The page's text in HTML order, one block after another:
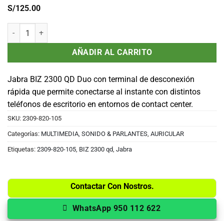
S/125.00
audifono Jabra BIZ 2300 QD Duo - Auricular - en oreja cantidad
AÑADIR AL CARRITO
Jabra BIZ 2300 QD Duo con terminal de desconexión
rápida que permite conectarse al instante con distintos
teléfonos de escritorio en entornos de contact center.
SKU: 2309-820-105
Categorías: MULTIMEDIA, SONIDO & PARLANTES AURICULAR
Etiquetas: 2309-820-105 BIZ 2300 qd Jabra
Contactar Con Nostros.
WhatsApp 950 112 622